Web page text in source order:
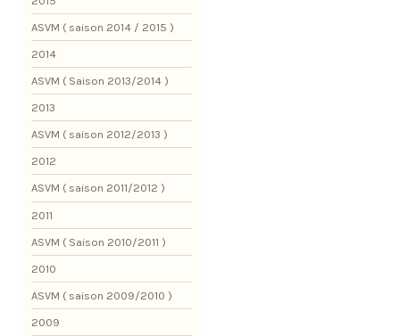
ASVM ( saison 2014 / 2015 )
2014
ASVM ( Saison 2013/2014 )
2013
ASVM ( saison 2012/2013 )
2012
ASVM ( saison 2011/2012 )
2011
ASVM ( Saison 2010/2011 )
2010
ASVM ( saison 2009/2010 )
2009